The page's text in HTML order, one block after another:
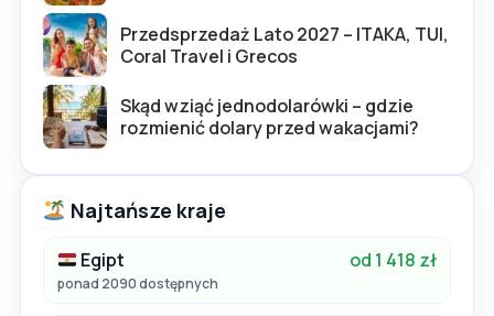
Przedsprzedaż Lato 2027 – ITAKA, TUI,
Coral Travel i Grecos
Skąd wziąć jednodolarówki – gdzie
rozmienić dolary przed wakacjami?
Najtańsze kraje
Egipt od 1 418 zł
ponad 2090 dostępnych